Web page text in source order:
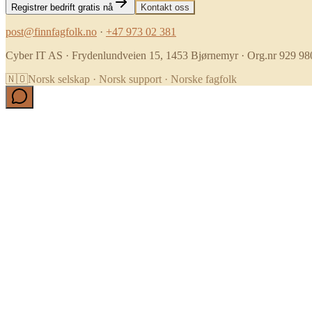
Registrer bedrift gratis nå Kontakt oss
post@finnfagfolk.no · +47 973 02 381
Cyber IT AS · Frydenlundveien 15, 1453 Bjørnemyr · Org.nr 929
🇳🇴Norsk selskap · Norsk support · Norske fagfolk